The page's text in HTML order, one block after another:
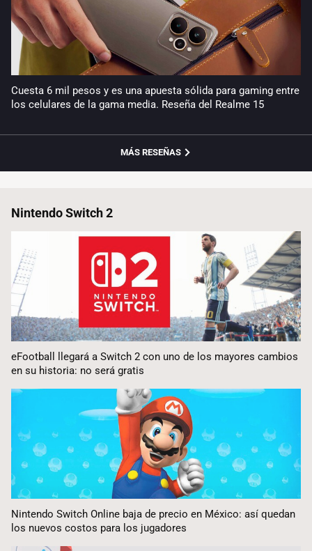
Cuesta 6 mil pesos y es una apuesta sólida para gaming entre
los celulares de la gama media. Reseña del Realme 15
MÁS RESEÑAS
Nintendo Switch 2
eFootball llegará a Switch 2 con uno de los mayores cambios
en su historia: no será gratis
Nintendo Switch Online baja de precio en México: así quedan
los nuevos costos para los jugadores